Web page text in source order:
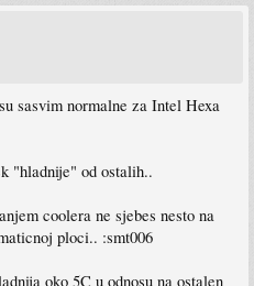
sasvim normalne za Intel Hexa
"hladnije" od ostalih..
coolera ne sjebes nesto na
ploci.. :smt006
oko 5C u odnosu na ostalen